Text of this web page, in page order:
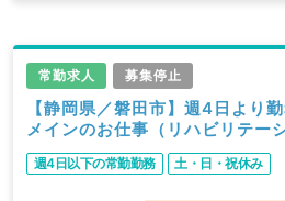
常勤求人 募集停止
【静岡県／磐田市】週4日より
メインのお仕事（リハビリテー
週4日以下の常勤勤務 土・日・祝休み